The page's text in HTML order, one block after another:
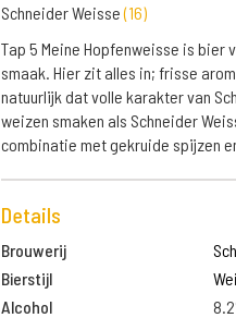
Schneider Weisse(16)
Tap 5 Meine Hopfenweisse is
smaak. Hier zit alles in; frisse
natuurlijk dat volle karakter van
weizen smaken als Schneider
combinatie met gekruide spijzen
Details
Brouwerij
Bierstijl
Alcohol